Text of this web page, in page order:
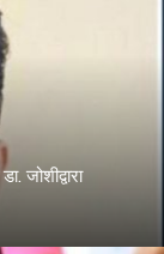
जोशीद्वारा